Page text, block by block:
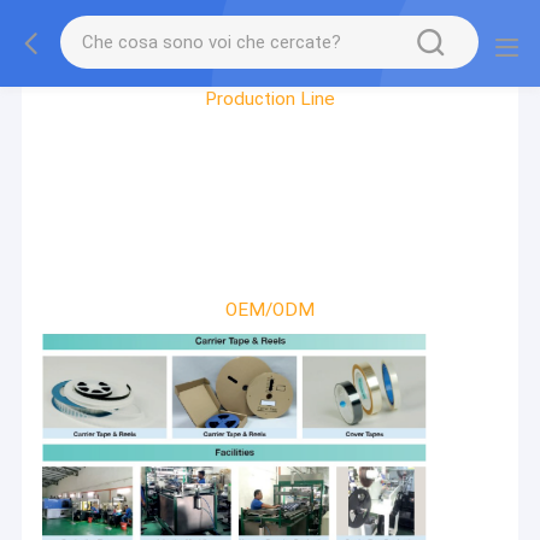
Factory Tour
Production Line
OEM/ODM